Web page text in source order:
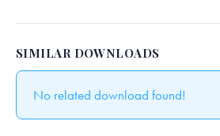
SIMILAR DOWNLOADS
No related download found!